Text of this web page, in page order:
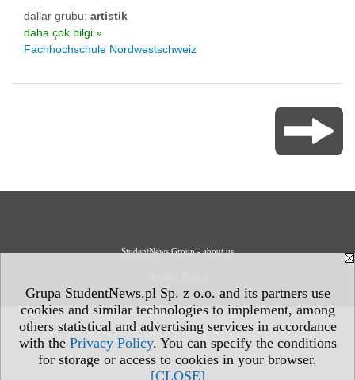
Grupa StudentNews.pl Sp. z o.o. and its partners use
cookies and similar technologies to implement, among
others statistical and advertising services in accordance
with the Privacy Policy. You can specify the conditions
for storage or access to cookies in your browser.
[CLOSE]
dallar grubu: artistik
daha çok bilgi »
Fachhochschule Nordwestschweiz
StudentNews Group - about us